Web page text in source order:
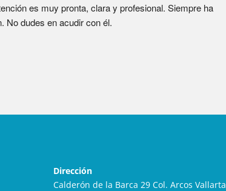
es muy pronta, clara y profesional. Siempre ha
No dudes en acudir con él.
Dirección
Calderón de la Barca 29 Col. Arcos Vallarta